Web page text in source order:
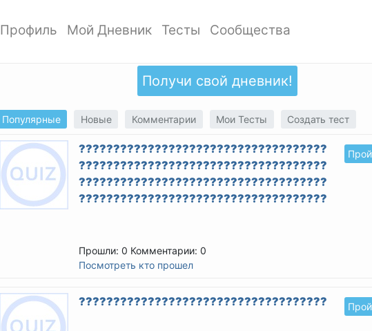
Профиль
Настройки аккаунта
Позитивки
Поиск
Друзья
Мой Дневник
Добавить запись
Дизайн дневника
Обзор записей
Тесты
Добавить тест
Популярные тесты
Новые тесты
Сообщества
Создать сообщество
Обзор сообществ
Получи свой дневник!
Популярные Новые Комментарии Мои Тесты Создать тест
????????????????????????????????????????
????????????????????????????????????????
????????????????????????????????????????
????????????????????????????????????????
Прошли: 0 Комментарии: 0
Посмотреть кто прошел